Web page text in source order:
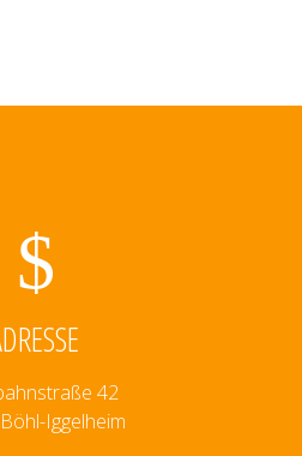
42
Iggelheim